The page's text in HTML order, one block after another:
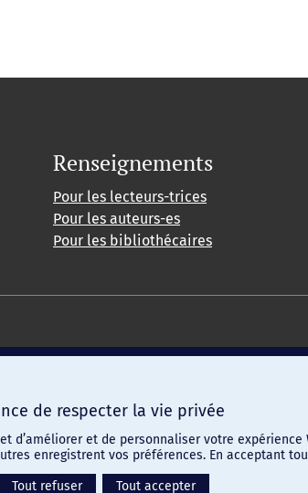
Renseignements
Pour les lecteurs-trices
Pour les auteurs-es
Pour les bibliothécaires
de respecter la vie privée
d’améliorer et de personnaliser votre
enregistrent vos préférences. En acceptant
Tout refuser Tout accepter